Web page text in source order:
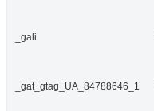
_gali
_gat_gtag_UA_84788646_1